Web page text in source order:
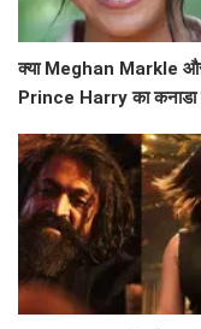
क्या Meghan Markle
Prince Harry का कनाडा